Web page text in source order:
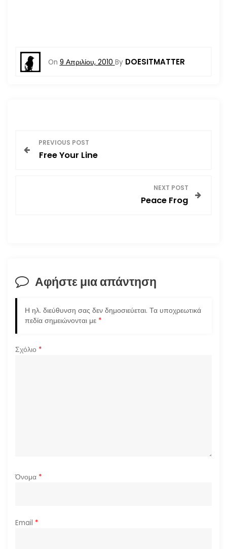
On 9 Απριλίου, 2010 By DOESITMATTER
σ
η
ρ
PREVIOUS POST
Free Your Line
NEXT POST
Peace Frog
Αφήστε μια απάντηση
Η ηλ. διεύθυνση σας δεν δημοσιεύεται. Τα υποχρεωτικά
πεδία σημειώνονται με *
Σχόλιο *
Όνομα *
Email *